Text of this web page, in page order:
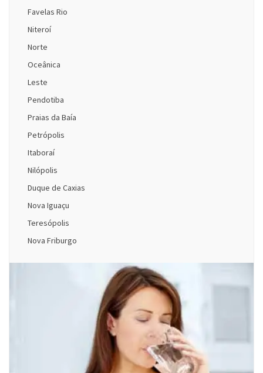
Favelas Rio
Niteroí
Norte
Oceânica
Leste
Pendotiba
Praias da Baía
Petrópolis
Itaboraí
Nilópolis
Duque de Caxias
Nova Iguaçu
Teresópolis
Nova Friburgo